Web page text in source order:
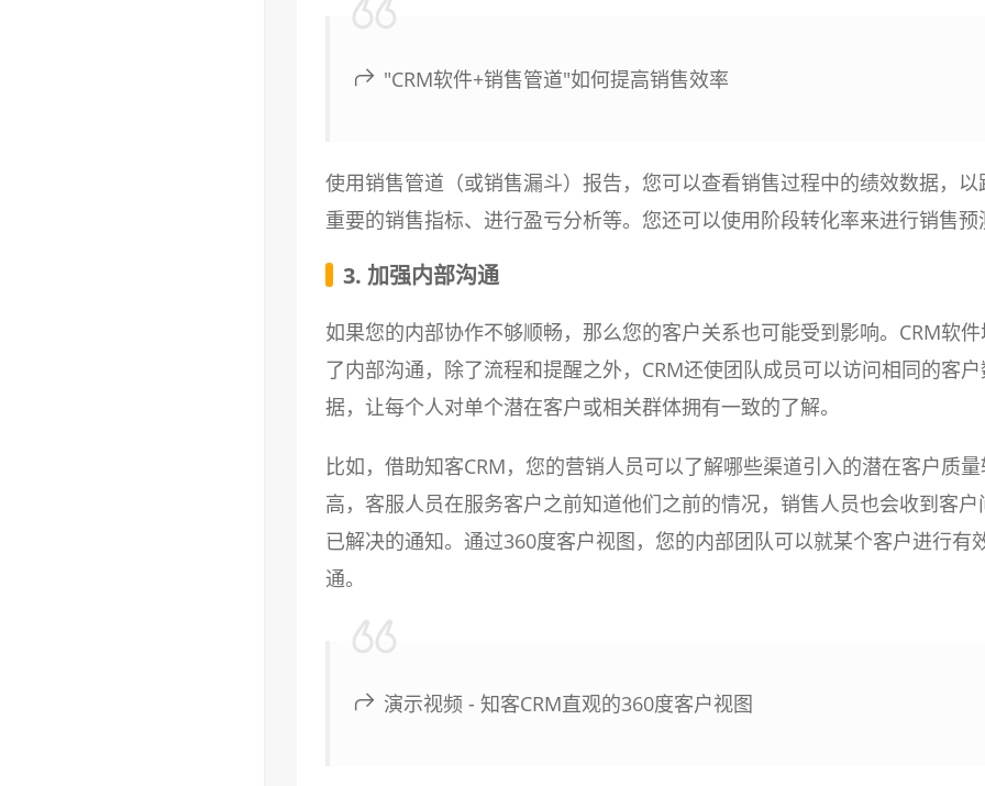
"CRM软件+销售管道"如何提高销售效率
使用销售管道（或销售漏斗）报告，您可以查看销售过程中的绩效数据，以
重要的销售指标、进行盈亏分析等。您还可以使用阶段转化率来进行销售预
3. 加强内部沟通
如果您的内部协作不够顺畅，那么您的客户关系也可能受到影响。CRM软件
了内部沟通，除了流程和提醒之外，CRM还使团队成员可以访问相同的客户
据，让每个人对单个潜在客户或相关群体拥有一致的了解。
比如，借助知客CRM，您的营销人员可以了解哪些渠道引入的潜在客户质量
高，客服人员在服务客户之前知道他们之前的情况，销售人员也会收到客户
已解决的通知。通过360度客户视图，您的内部团队可以就某个客户进行有
通。
演示视频 - 知客CRM直观的360度客户视图